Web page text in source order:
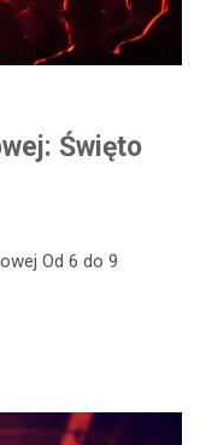
Święto
Od 6 do 9